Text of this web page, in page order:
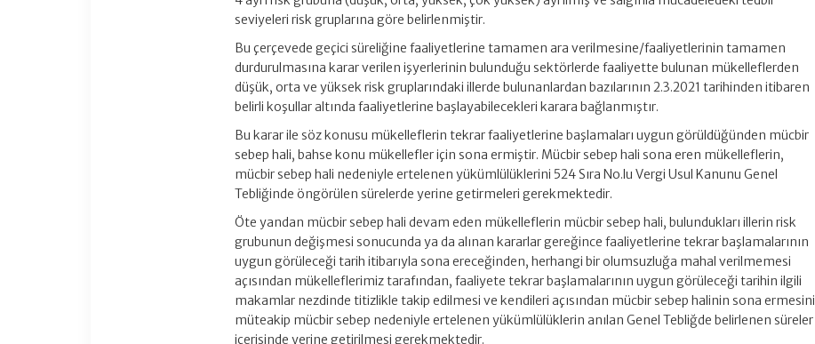
seviyeleri risk gruplarına göre belirlenmiştir.
Bu çerçevede geçici süreliğine faaliyetlerine tamamen ara verilmesine/faaliyetlerinin tamamen
durdurulmasına karar verilen işyerlerinin bulunduğu sektörlerde faaliyette bulunan mükelleflerden
düşük, orta ve yüksek risk gruplarındaki illerde bulunanlardan bazılarının 2.3.2021 tarihinden itibaren
belirli koşullar altında faaliyetlerine başlayabilecekleri karara bağlanmıştır.
Bu karar ile söz konusu mükelleflerin tekrar faaliyetlerine başlamaları uygun görüldüğünden mücbir
sebep hali, bahse konu mükellefler için sona ermiştir. Mücbir sebep hali sona eren mükelleflerin,
mücbir sebep hali nedeniyle ertelenen yükümlülüklerini 524 Sıra No.lu Vergi Usul Kanunu Genel
Tebliğinde öngörülen sürelerde yerine getirmeleri gerekmektedir.
Öte yandan mücbir sebep hali devam eden mükelleflerin mücbir sebep hali, bulundukları illerin risk
grubunun değişmesi sonucunda ya da alınan kararlar gereğince faaliyetlerine tekrar başlamalarının
uygun görüleceği tarih itibarıyla sona ereceğinden, herhangi bir olumsuzluğa mahal verilmemesi
açısından mükelleflerimiz tarafından, faaliyete tekrar başlamalarının uygun görüleceği tarihin ilgili
makamlar nezdinde titizlikle takip edilmesi ve kendileri açısından mücbir sebep halinin sona ermesini
müteakip mücbir sebep nedeniyle ertelenen yükümlülüklerin anılan Genel Tebliğde belirlenen süreler
içerisinde yerine getirilmesi gerekmektedir.